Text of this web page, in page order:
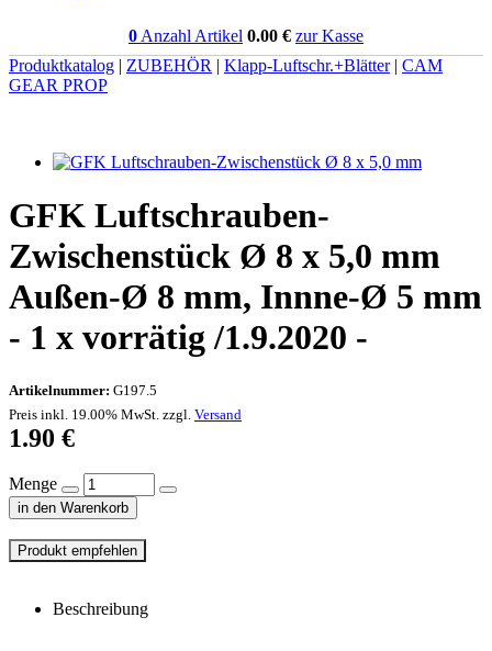
0 Anzahl Artikel 0.00 € zur Kasse
Produktkatalog | ZUBEHÖR | Klapp-Luftschr.+Blätter| CAM
GEAR PROP
GFK Luftschrauben-
Zwischenstück Ø 8 x 5,0 mm
Außen-Ø 8 mm, Innne-Ø 5 mm
- 1 x vorrätig /1.9.2020 -
Artikelnummer: G197.5
Preis inkl. 19.00% MwSt. zzgl. Versand
1.90 €
Menge
in den Warenkorb
Beschreibung